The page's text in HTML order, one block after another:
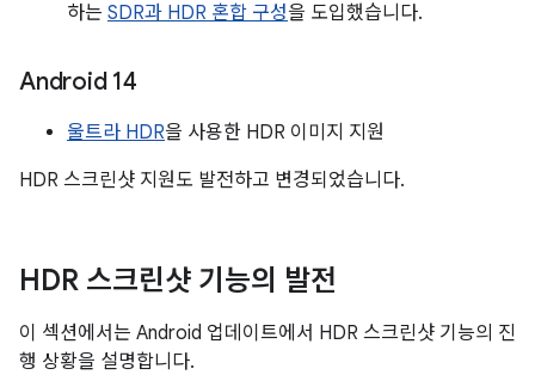
하는 SDR과 HDR 혼합 구성을 도입했습니다.
Android 14
울트라 HDR을 사용한 HDR 이미지 지원
HDR 스크린샷 지원도 발전하고 변경되었습니다.
HDR 스크린샷 기능의 발전
이 섹션에서는 Android 업데이트에서 HDR 스크린샷 기능의 진
행 상황을 설명합니다.